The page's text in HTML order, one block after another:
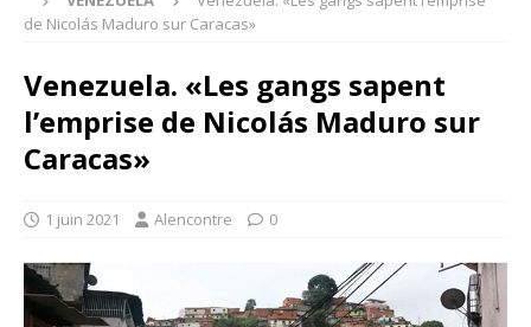
de Nicolás Maduro sur Caracas»
Venezuela. «Les gangs sapent
l’emprise de Nicolás Maduro sur
Caracas»
1 juin 2021 Alencontre 0